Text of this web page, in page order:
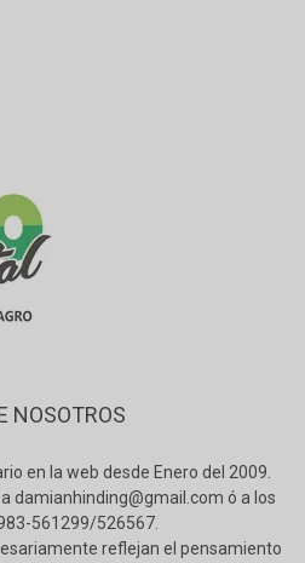
NOSOTROS
en la web desde Enero del 2009.
damianhinding@gmail.com ó a los
561299/526567.
reflejan el pensamiento